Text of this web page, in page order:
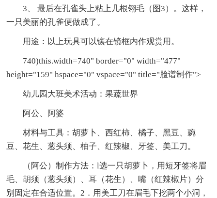
3、 最后在孔雀头上粘上几根翎毛（图3）。这样，
一只美丽的孔雀便做成了。
用途：以上玩具可以镶在镜框内作观赏用。
740)this.width=740" border="0" width="477"
height="159" hspace="0" vspace="0" title="脸谱制作">
幼儿园大班美术活动：果蔬世界
阿公、阿婆
材料与工具：胡萝卜、西红柿、橘子、黑豆、豌
豆、花生、葱头须、柚子、红辣椒、牙签、美工刀。
（阿公）制作方法：l选一只胡萝卜，用短牙签将眉
毛、胡须（葱头须）、耳（花生）、嘴（红辣椒片）分
别固定在合适位置。2．用美工刀在眉毛下挖两个小洞，